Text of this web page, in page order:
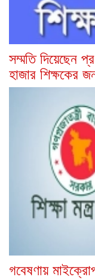
সম্মতি দিয়েছেন
হাজার শিক্ষকের
গবেষণায়